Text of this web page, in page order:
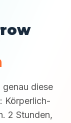
genau diese
Körperlich-
2 Stunden,